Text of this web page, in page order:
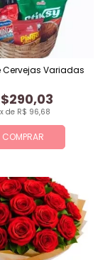
COMPRAR
de R$ 96,68
Cervejas Variadas